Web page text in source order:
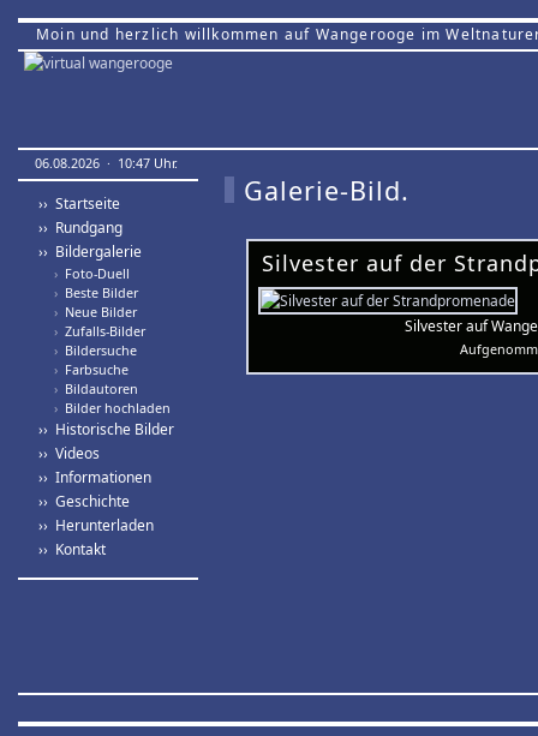
Moin und herzlich willkommen auf Wangerooge im
06.08.2026 · 10:47 Uhr.
›› Startseite
›› Rundgang
›› Bildergalerie
› Foto-Duell
› Beste Bilder
› Neue Bilder
› Zufalls-Bilder
› Bildersuche
› Farbsuche
› Bildautoren
› Bilder hochladen
›› Historische Bilder
›› Videos
›› Informationen
›› Geschichte
›› Herunterladen
›› Kontakt
Galerie-Bild.
Silvester auf der
Silvester auf